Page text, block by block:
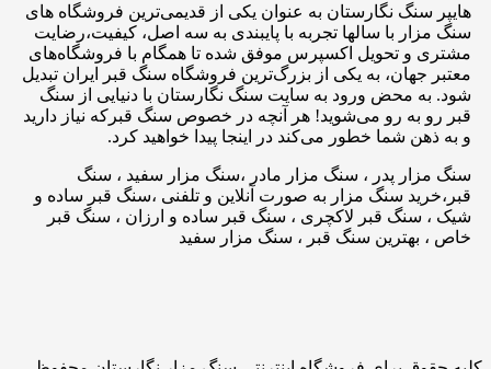
هایپر سنگ نگارستان به عنوان یکی از قدیمی‌ترین فروشگاه های
سنگ مزار با سالها تجربه با پایبندی به سه اصل، کیفیت،رضایت
مشتری و تحویل اکسپرس موفق شده تا همگام با فروشگاه‌های
معتبر جهان، به یکی از بزرگ‌ترین فروشگاه سنگ قبر ایران تبدیل
شود. به محض ورود به سایت سنگ نگارستان با دنیایی از سنگ
قبر رو به رو می‌شوید! هر آنچه در خصوص سنگ قبرکه نیاز دارید
و به ذهن شما خطور می‌کند در اینجا پیدا خواهید کرد.
سنگ مزار پدر ، سنگ مزار مادر ،سنگ مزار سفید ، سنگ
قبر،خرید سنگ مزار به صورت آنلاین و تلفنی ،سنگ قبر ساده و
شیک ، سنگ قبر لاکچری ، سنگ قبر ساده و ارزان ، سنگ قبر
خاص ، بهترین سنگ قبر ، سنگ مزار سفید